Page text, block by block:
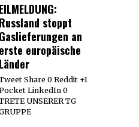
EILMELDUNG:
Russland stoppt
Gaslieferungen an
erste europäische
Länder
Share 0 Reddit +1
LinkedIn 0
UNSERER TG